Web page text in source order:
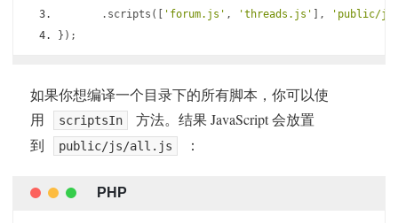
. scripts ([ 'forum.js' , 'threads.js' ],
'public/
});
如果你想编译一个目录下的所有脚本，你可以使
用
scriptsIn
方法。结果 JavaScript 会放置
到
public/js/all.js ：